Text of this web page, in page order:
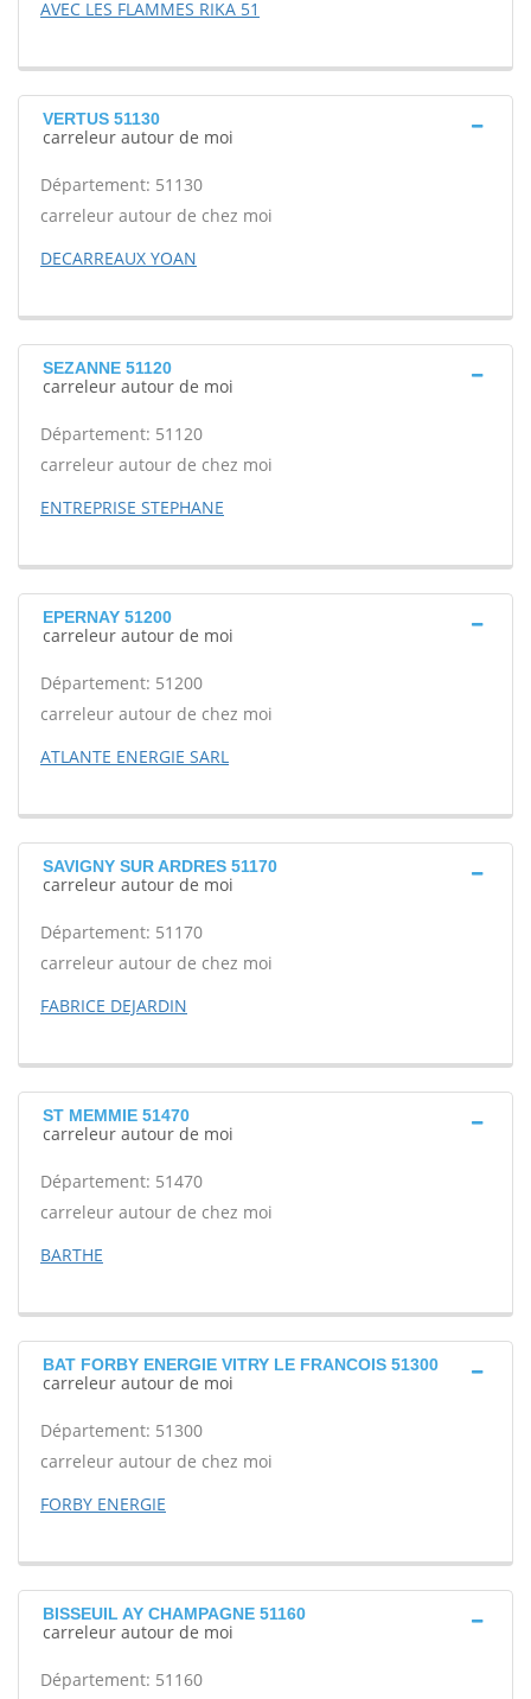
AVEC LES FLAMMES RIKA 51
VERTUS 51130
carreleur autour de moi
Département: 51130
carreleur autour de chez moi
DECARREAUX YOAN
SEZANNE 51120
carreleur autour de moi
Département: 51120
carreleur autour de chez moi
ENTREPRISE STEPHANE
EPERNAY 51200
carreleur autour de moi
Département: 51200
carreleur autour de chez moi
ATLANTE ENERGIE SARL
SAVIGNY SUR ARDRES 51170
carreleur autour de moi
Département: 51170
carreleur autour de chez moi
FABRICE DEJARDIN
ST MEMMIE 51470
carreleur autour de moi
Département: 51470
carreleur autour de chez moi
BARTHE
BAT FORBY ENERGIE VITRY LE FRANCOIS 51300
carreleur autour de moi
Département: 51300
carreleur autour de chez moi
FORBY ENERGIE
BISSEUIL AY CHAMPAGNE 51160
carreleur autour de moi
Département: 51160